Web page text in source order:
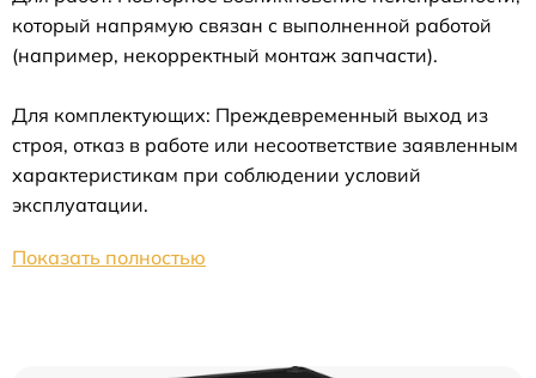
который напрямую связан с выполненной работой
(например, некорректный монтаж запчасти).
Для комплектующих: Преждевременный выход из
строя, отказ в работе или несоответствие заявленным
характеристикам при соблюдении условий
эксплуатации.
Показать полностью